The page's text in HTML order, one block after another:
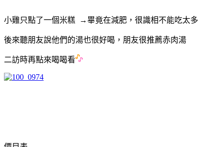
小雞只點了一個米糕 →畢竟在減肥，很識相不能吃太多
後來聽朋友說他們的湯也很好喝，朋友很推薦赤肉湯
二訪時再點來喝喝看